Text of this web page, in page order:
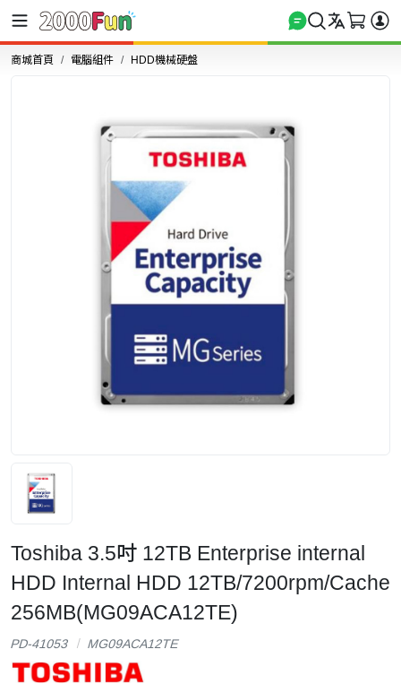
商城首頁 電腦組件 HDD機械硬盤
Toshiba 3.5吋 12TB Enterprise internal
HDD Internal HDD 12TB/7200rpm/Cache
256MB(MG09ACA12TE)
PD-41053 MG09ACA12TE